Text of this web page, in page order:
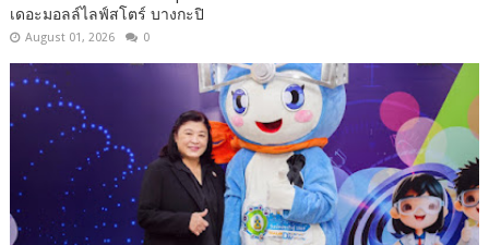
เดอะมอลล์ไลฟ์สโตร์ บางกะปิ
August 01, 2026 0